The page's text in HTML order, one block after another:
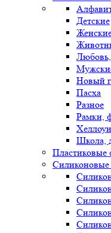
Детские
Любовь,
Новый
Пасха
Разное
Рамки,
Школа,
Пластиковые